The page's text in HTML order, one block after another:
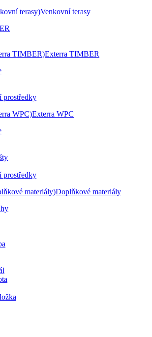
terasy)Venkovní terasy
TIMBER)Exterra TIMBER
prostředky
WPC)Exterra WPC
prostředky
materiály)Doplňkové materiály